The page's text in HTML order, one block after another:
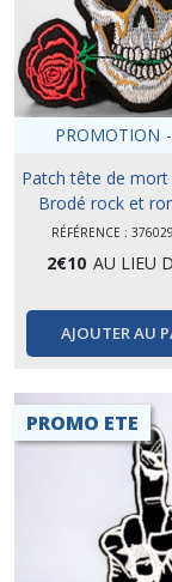
PROMOTION -
Patch tête de mort
Brodé rock et
RÉFÉRENCE :
2€10 AU LIEU
AJOUTER AU
PROMO ETE